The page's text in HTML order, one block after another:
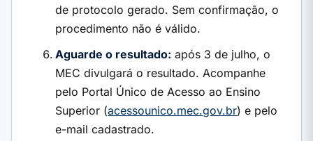
de protocolo gerado. Sem confirmação, o
procedimento não é válido.
Aguarde o resultado: após 3 de julho, o
MEC divulgará o resultado. Acompanhe
pelo Portal Único de Acesso ao Ensino
Superior (acessounico.mec.gov.br) e pelo
e-mail cadastrado.